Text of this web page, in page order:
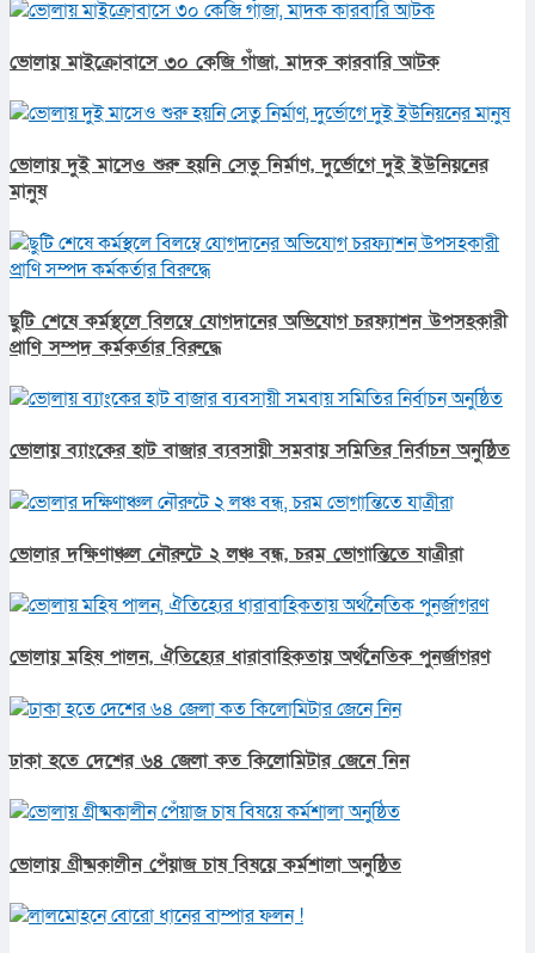
ভোলায় মাইক্রোবাসে ৩০ কেজি গাঁজা, মাদক কারবারি আটক
ভোলায় দুই মাসেও শুরু হয়নি সেতু নির্মাণ, দুর্ভোগে দুই ইউনিয়নের
মানুষ
ছুটি শেষে কর্মস্থলে বিলম্বে যোগদানের অভিযোগ চরফ্যাশন উপসহকারী
প্রাণি সম্পদ কর্মকর্তার বিরুদ্ধে
ভোলায় ব্যাংকের হাট বাজার ব্যবসায়ী সমবায় সমিতির নির্বাচন অনুষ্ঠিত
ভোলার দক্ষিণাঞ্চল নৌরুটে ২ লঞ্চ বন্ধ, চরম ভোগান্তিতে যাত্রীরা
ভোলায় মহিষ পালন, ঐতিহ্যের ধারাবাহিকতায় অর্থনৈতিক পুনর্জাগরণ
ঢাকা হতে দেশের ৬৪ জেলা কত কিলোমিটার জেনে নিন
ভোলায় গ্রীষ্মকালীন পেঁয়াজ চাষ বিষয়ে কর্মশালা অনুষ্ঠিত